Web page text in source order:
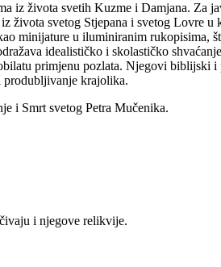
iz života svetih Kuzme i Damjana. Za
života svetog Stjepana i svetog Lovre
minijature u iluminiranim rukopisima,
idealističko i skolastičko
primjenu pozlata. Njegovi biblijski
produbljivanje krajolika.
i Smrt svetog Petra Mučenika.
i njegove relikvije.